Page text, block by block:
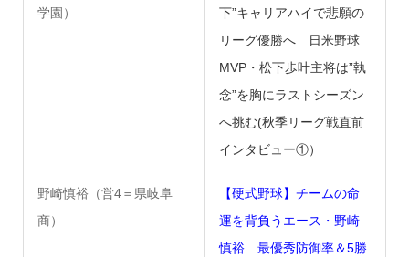
学園）
下”キャリアハイで悲願の
リーグ優勝へ 日米野球
MVP・松下歩叶主将は”執
念”を胸にラストシーズン
へ挑む(秋季リーグ戦直前
インタビュー①）
野崎慎裕（営4＝県岐阜
商）
【硬式野球】チームの命
運を背負うエース・野崎
慎裕 最優秀防御率＆5勝